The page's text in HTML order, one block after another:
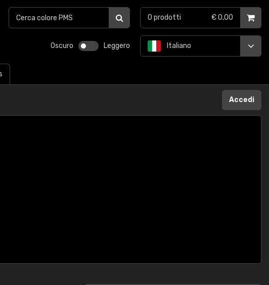
Oscuro Leggero Italiano
0 prodotti € 0,00
Accedi